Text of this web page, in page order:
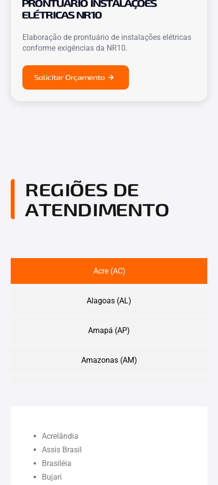
PRONTUÁRIO INSTALAÇÕES
ELÉTRICAS NR10
Elaboração de prontuário de instalações elétricas
conforme exigências da NR10.
Solicitar Orçamento
REGIÕES DE
ATENDIMENTO
Acre (AC)
Alagoas (AL)
Amapá (AP)
Amazonas (AM)
Acrelândia
Assis Brasil
Brasiléia
Bujari